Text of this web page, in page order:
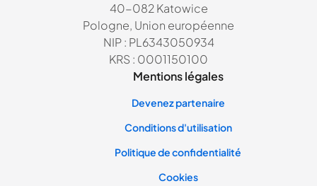
40-082 Katowice
Pologne, Union européenne
NIP : PL6343050934
KRS : 0001150100
Mentions légales
Devenez partenaire
Conditions d'utilisation
Politique de confidentialité
Cookies